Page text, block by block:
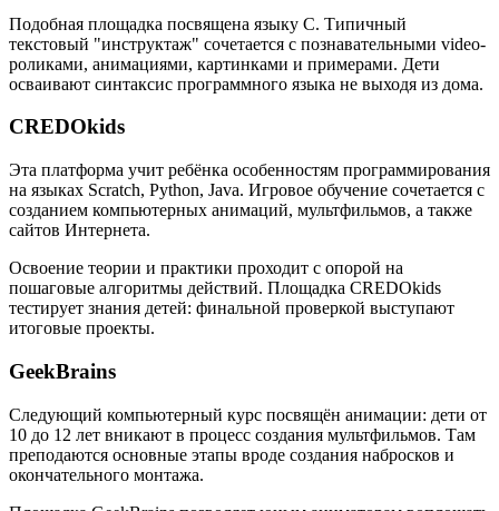
Подобная площадка посвящена языку C. Типичный
текстовый "инструктаж" сочетается с познавательными video-
роликами, анимациями, картинками и примерами. Дети
осваивают синтаксис программного языка не выходя из дома.
CREDOkids
Эта платформа учит ребёнка особенностям программирования
на языках Scratch, Python, Java. Игровое обучение сочетается с
созданием компьютерных анимаций, мультфильмов, а также
сайтов Интернета.
Освоение теории и практики проходит с опорой на
пошаговые алгоритмы действий. Площадка CREDOkids
тестирует знания детей: финальной проверкой выступают
итоговые проекты.
GeekBrains
Следующий компьютерный курс посвящён анимации: дети от
10 до 12 лет вникают в процесс создания мультфильмов. Там
преподаются основные этапы вроде создания набросков и
окончательного монтажа.